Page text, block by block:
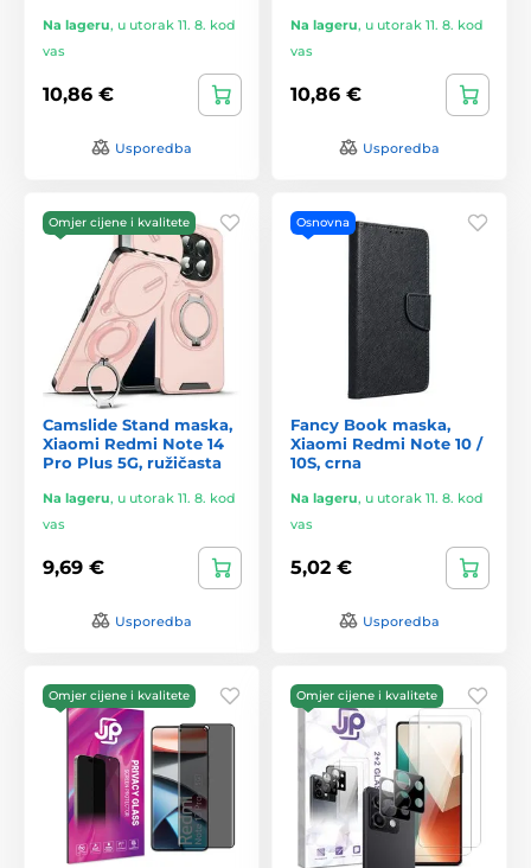
Na lageru, u utorak 11. 8. kod
vas
10,86 €
Usporedba
Na lageru, u utorak 11. 8. kod
vas
10,86 €
Usporedba
Omjer cijene i kvalitete
Camslide Stand maska,
Xiaomi Redmi Note 14
Pro Plus 5G, ružičasta
Na lageru, u utorak 11. 8. kod
vas
9,69 €
Usporedba
Osnovna
Fancy Book maska,
Xiaomi Redmi Note 10 /
10S, crna
Na lageru, u utorak 11. 8. kod
vas
5,02 €
Usporedba
Omjer cijene i kvalitete Omjer cijene i kvalitete